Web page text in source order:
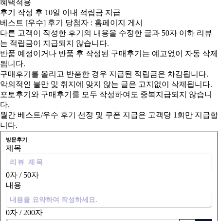
혜택적용
후기 작성 후 10일 이내 적립금 지급
베스트 [우수] 후기 당첨자 : 홈페이지 게시
다른 고객이 작성한 후기의 내용을 수정한 글과 50자 이하 리뷰
는 적립금이 지급되지 않습니다.
반품 예정이거나 반품 후 작성된 구매후기는 예고없이 자동 삭제
됩니다.
구매후기를 올리고 반품한 경우 지급된 적립금은 차감됩니다.
악의적인 불만 및 취지에 맞지 않는 글은 고지없이 삭제됩니다.
포토후기와 구매후기를 모두 작성하여도 중복지급되지 않습니
다.
월간 베스트/우수 후기 선정 및 쿠폰 지급은 고객당 1회만 지급합
니다.
방문후기
제목
0자 / 50자
내용
0자 / 200자